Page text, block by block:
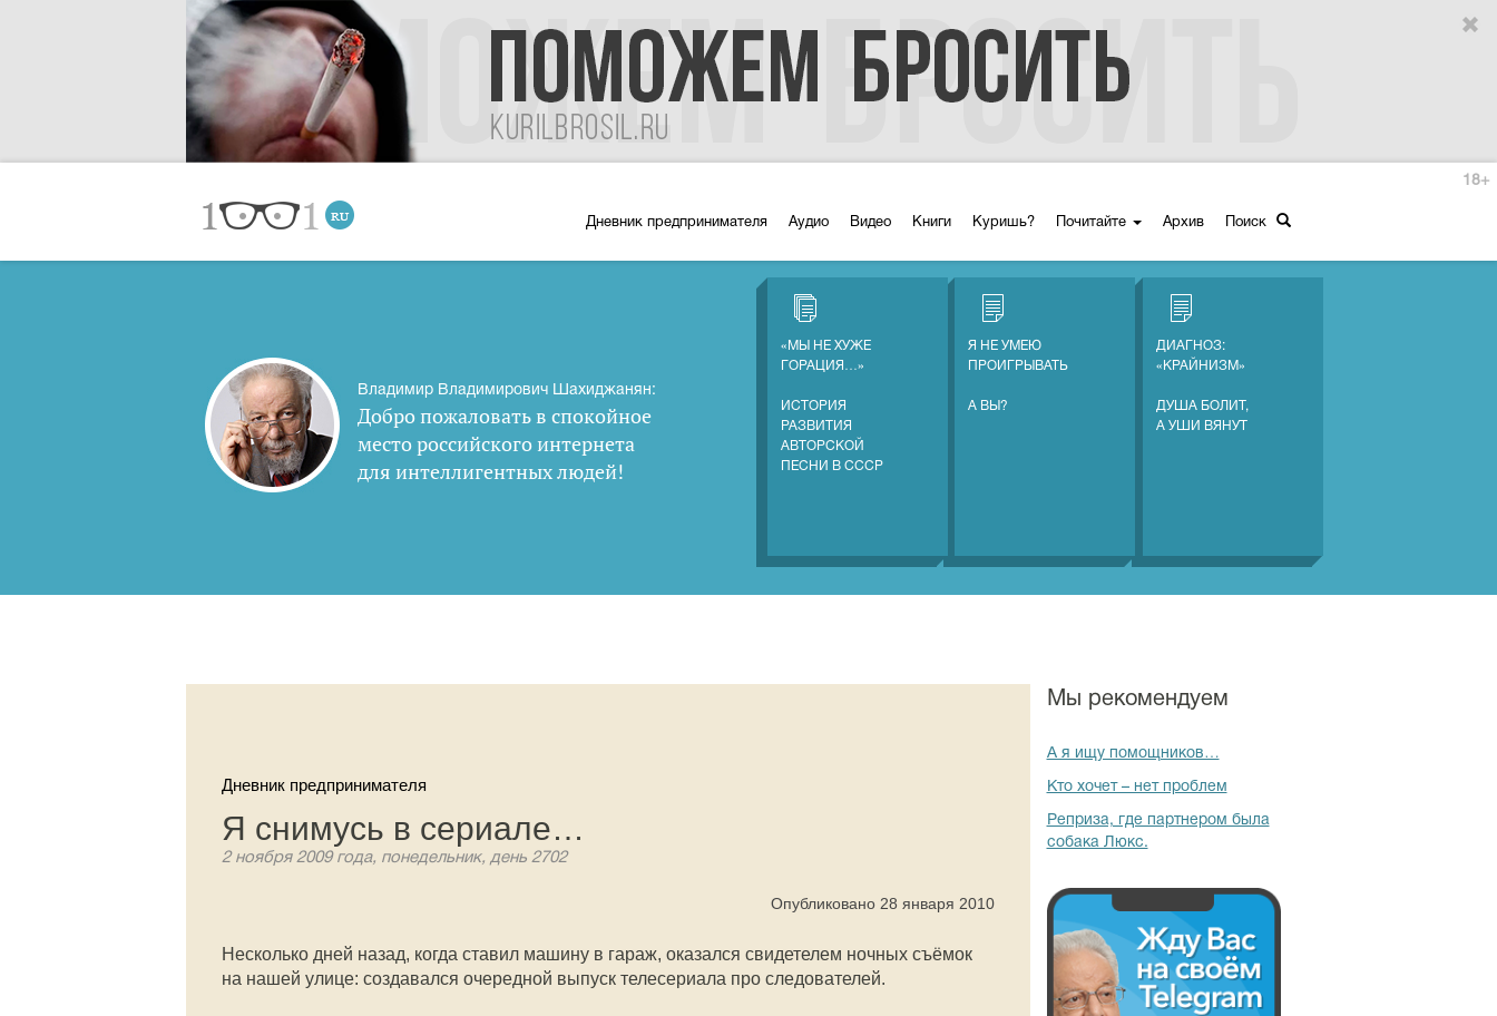
Дневник предпринимателя Аудио Видео Книги Куришь? Почитайте Архив Поиск
18+
Владимир Владимирович Шахиджанян:
Добро пожаловать в спокойное
место российского интернета
для интеллигентных людей!
«МЫ НЕ ХУЖЕ
ГОРАЦИЯ…»
ИСТОРИЯ
РАЗВИТИЯ
АВТОРСКОЙ
ПЕСНИ В СССР
Я НЕ УМЕЮ
ПРОИГРЫВАТЬ
А ВЫ?
ДИАГНОЗ:
«КРАЙНИЗМ»
ДУША БОЛИТ,
А УШИ ВЯНУТ
Дневник предпринимателя
Я снимусь в сериале…
2 ноября 2009 года, понедельник, день 2702
Опубликовано 28 января 2010
Несколько дней назад, когда ставил машину в гараж, оказался свидетелем ночных съёмок
на нашей улице: создавался очередной выпуск телесериала про следователей.
Мы рекомендуем
А я ищу помощников…
Кто хочет – нет проблем
Реприза, где партнером была
собака Люкс.